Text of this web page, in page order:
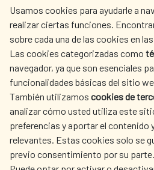
Usamos cookies para ayudarle a
realizar ciertas funciones.
sobre cada una de las cookies en
Las cookies categorizadas como
navegador, ya que son esenciales
funcionalidades básicas del sitio
También utilizamos cookies de
analizar cómo usted utiliza este
preferencias y aportar el contenido
relevantes. Estas cookies solo se
previo consentimiento por su parte.
centro.informacion@aecid.es
LA AECID
ACCIÓN HUMANITARIA
CULTURA Y CIENCIA